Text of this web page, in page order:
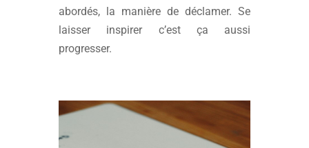
abordés, la manière de déclamer. Se
laisser inspirer c’est ça aussi
progresser.